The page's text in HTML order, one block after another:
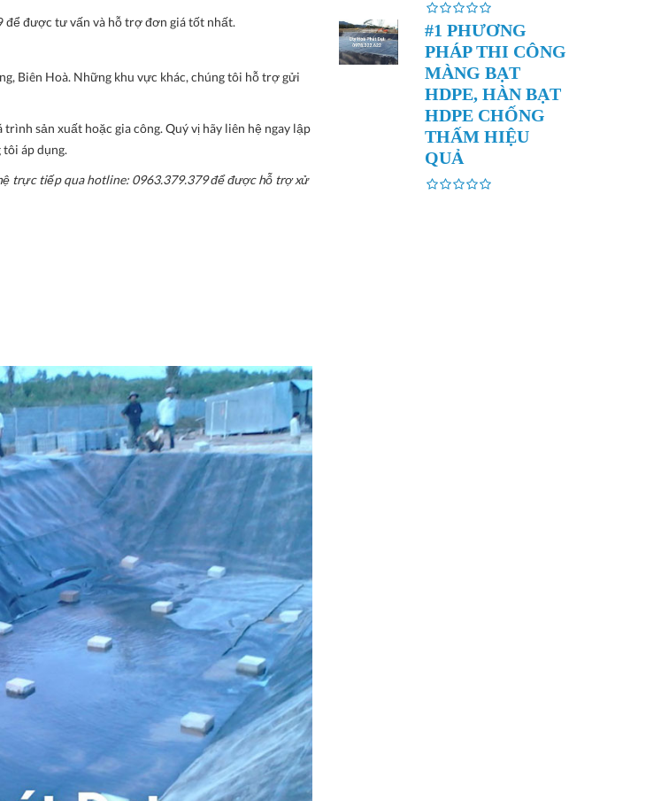
để được tư vấn và hỗ trợ đơn giá tốt nhất.
Biên Hoà. Những khu vực khác, chúng tôi hỗ trợ gửi
sản xuất hoặc gia công. Quý vị hãy liên hệ ngay lập
áp dụng.
trực tiếp qua hotline: 0963.379.379 để được hỗ trợ xử
#1 PHƯƠNG
PHÁP THI CÔNG
MÀNG BẠT
HDPE, HÀN BẠT
HDPE CHỐNG
THẤM HIỆU
QUẢ